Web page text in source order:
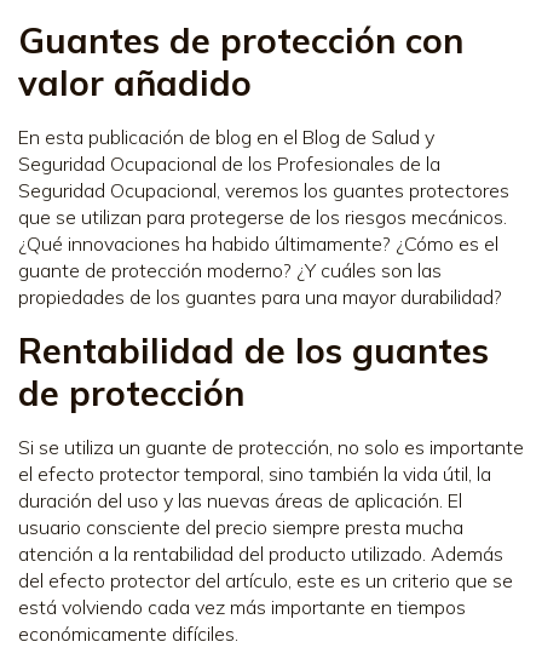
Guantes de protección con
valor añadido
En esta publicación de blog en el Blog de Salud y
Seguridad Ocupacional de los Profesionales de la
Seguridad Ocupacional, veremos los guantes protectores
que se utilizan para protegerse de los riesgos mecánicos.
¿Qué innovaciones ha habido últimamente? ¿Cómo es el
guante de protección moderno? ¿Y cuáles son las
propiedades de los guantes para una mayor durabilidad?
Rentabilidad de los guantes
de protección
Si se utiliza un guante de protección, no solo es importante
el efecto protector temporal, sino también la vida útil, la
duración del uso y las nuevas áreas de aplicación. El
usuario consciente del precio siempre presta mucha
atención a la rentabilidad del producto utilizado. Además
del efecto protector del artículo, este es un criterio que se
está volviendo cada vez más importante en tiempos
económicamente difíciles.